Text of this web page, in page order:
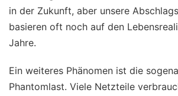
in der Zukunft, aber unsere
basieren oft noch auf den
Jahre.
Ein weiteres Phänomen ist die
Phantomlast. Viele Netzteile